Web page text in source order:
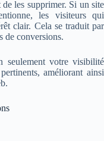
les supprimer. Si un site
les visiteurs qui
clair. Cela se traduit par
de conversions.
seulement votre visibilité
améliorant ainsi